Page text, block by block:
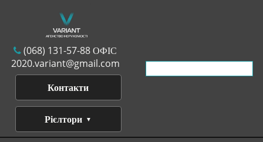
(068) 131-57-88 ОФІС
2020.variant@gmail.com
Контакти
Рієлтори